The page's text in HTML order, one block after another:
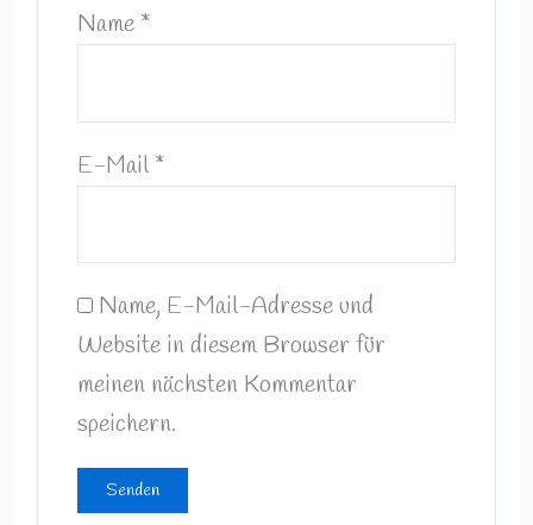
Name *
E-Mail *
Name, E-Mail-Adresse und
Website in diesem Browser für
meinen nächsten Kommentar
speichern.